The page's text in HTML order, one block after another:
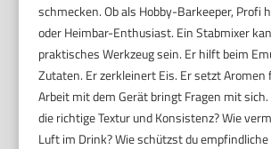
schmecken. Ob als Hobby-Barkeeper, Profi
oder Heimbar-Enthusiast. Ein Stabmixer
praktisches Werkzeug sein. Er hilft beim
Zutaten. Er zerkleinert Eis. Er setzt Aromen
Arbeit mit dem Gerät bringt Fragen mit
die richtige Textur und Konsistenz? Wie
Luft im Drink? Wie schützst du